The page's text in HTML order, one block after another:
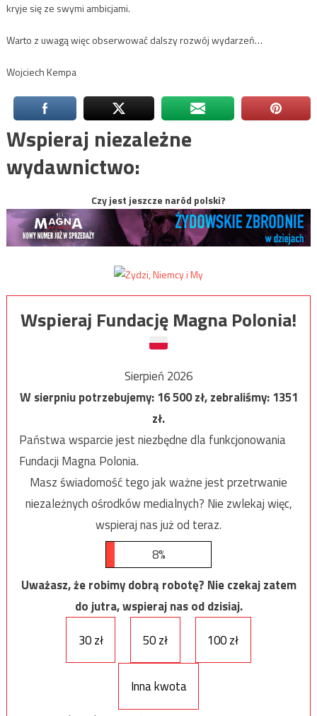
kryje się ze swymi ambicjami.
Warto z uwagą więc obserwować dalszy rozwój wydarzeń…
Wojciech Kempa
Wspieraj niezależne
wydawnictwo:
Czy jest jeszcze naród polski?
Wspieraj Fundację Magna Polonia!
Sierpień 2026
W sierpniu potrzebujemy:16 500zł, zebraliśmy:1351
zł.
Państwa wsparcie jest niezbędne dla funkcjonowania
Fundacji Magna Polonia.
Masz świadomość tego jak ważne jest przetrwanie
niezależnych ośrodków medialnych? Nie zwlekaj więc,
wspieraj nas już od teraz.
8%
Uważasz, że robimy dobrą robotę? Nie czekaj zatem
do jutra, wspieraj nas od dzisiaj.
30 zł
50 zł 100 zł
Inna kwota